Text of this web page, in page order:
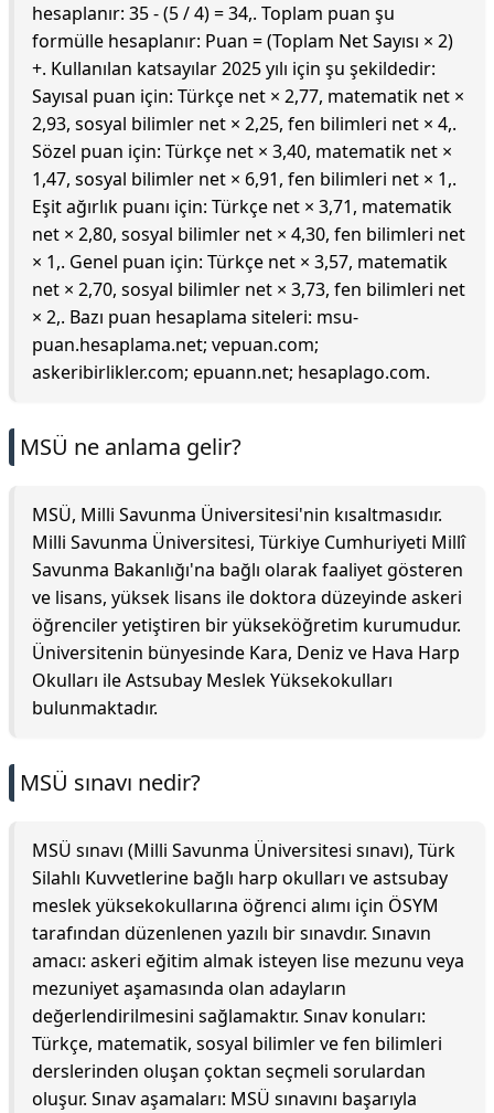
hesaplanır: 35 - (5 / 4) = 34,. Toplam puan şu
formülle hesaplanır: Puan = (Toplam Net Sayısı × 2)
+. Kullanılan katsayılar 2025 yılı için şu şekildedir:
Sayısal puan için: Türkçe net × 2,77, matematik net ×
2,93, sosyal bilimler net × 2,25, fen bilimleri net × 4,.
Sözel puan için: Türkçe net × 3,40, matematik net ×
1,47, sosyal bilimler net × 6,91, fen bilimleri net × 1,.
Eşit ağırlık puanı için: Türkçe net × 3,71, matematik
net × 2,80, sosyal bilimler net × 4,30, fen bilimleri net
× 1,. Genel puan için: Türkçe net × 3,57, matematik
net × 2,70, sosyal bilimler net × 3,73, fen bilimleri net
× 2,. Bazı puan hesaplama siteleri: msu-
puan.hesaplama.net; vepuan.com;
askeribirlikler.com; epuann.net; hesaplago.com.
MSÜ ne anlama gelir?
MSÜ, Milli Savunma Üniversitesi'nin kısaltmasıdır.
Milli Savunma Üniversitesi, Türkiye Cumhuriyeti Millî
Savunma Bakanlığı'na bağlı olarak faaliyet gösteren
ve lisans, yüksek lisans ile doktora düzeyinde askeri
öğrenciler yetiştiren bir yükseköğretim kurumudur.
Üniversitenin bünyesinde Kara, Deniz ve Hava Harp
Okulları ile Astsubay Meslek Yüksekokulları
bulunmaktadır.
MSÜ sınavı nedir?
MSÜ sınavı (Milli Savunma Üniversitesi sınavı), Türk
Silahlı Kuvvetlerine bağlı harp okulları ve astsubay
meslek yüksekokullarına öğrenci alımı için ÖSYM
tarafından düzenlenen yazılı bir sınavdır. Sınavın
amacı: askeri eğitim almak isteyen lise mezunu veya
mezuniyet aşamasında olan adayların
değerlendirilmesini sağlamaktır. Sınav konuları:
Türkçe, matematik, sosyal bilimler ve fen bilimleri
derslerinden oluşan çoktan seçmeli sorulardan
oluşur. Sınav aşamaları: MSÜ sınavını başarıyla